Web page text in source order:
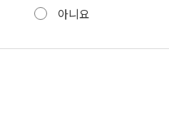
아니요